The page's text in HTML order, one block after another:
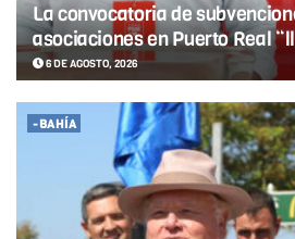
La convocatoria de
asociaciones en Puerto Real
6 DE AGOSTO, 2026
-BAHÍA